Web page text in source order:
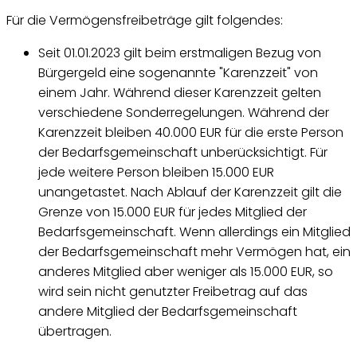
Für die Vermögensfreibeträge gilt folgendes:
Seit 01.01.2023 gilt beim erstmaligen Bezug von
Bürgergeld eine sogenannte "Karenzzeit" von
einem Jahr. Während dieser Karenzzeit gelten
verschiedene Sonderregelungen. Während der
Karenzzeit bleiben 40.000 EUR für die erste Person
der Bedarfsgemeinschaft unberücksichtigt. Für
jede weitere Person bleiben 15.000 EUR
unangetastet. Nach Ablauf der Karenzzeit gilt die
Grenze von 15.000 EUR für jedes Mitglied der
Bedarfsgemeinschaft. Wenn allerdings ein Mitglied
der Bedarfsgemeinschaft mehr Vermögen hat, ein
anderes Mitglied aber weniger als 15.000 EUR, so
wird sein nicht genutzter Freibetrag auf das
andere Mitglied der Bedarfsgemeinschaft
übertragen.